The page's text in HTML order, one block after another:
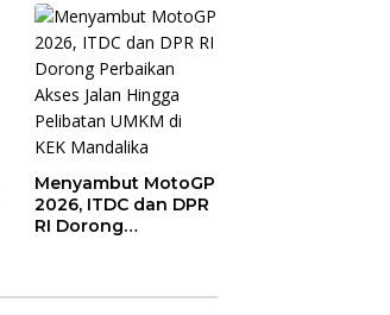
Agaska Ungkap
Kunci Kemenangan
Menyambut MotoGP
2026, ITDC dan DPR
RI Dorong